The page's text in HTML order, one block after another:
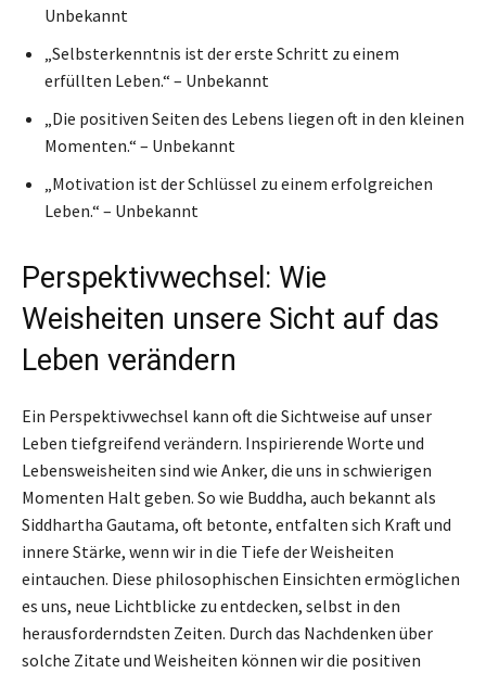
Unbekannt
„Selbsterkenntnis ist der erste Schritt zu einem
erfüllten Leben.“ – Unbekannt
„Die positiven Seiten des Lebens liegen oft in den kleinen
Momenten.“ – Unbekannt
„Motivation ist der Schlüssel zu einem erfolgreichen
Leben.“ – Unbekannt
Perspektivwechsel: Wie
Weisheiten unsere Sicht auf das
Leben verändern
Ein Perspektivwechsel kann oft die Sichtweise auf unser
Leben tiefgreifend verändern. Inspirierende Worte und
Lebensweisheiten sind wie Anker, die uns in schwierigen
Momenten Halt geben. So wie Buddha, auch bekannt als
Siddhartha Gautama, oft betonte, entfalten sich Kraft und
innere Stärke, wenn wir in die Tiefe der Weisheiten
eintauchen. Diese philosophischen Einsichten ermöglichen
es uns, neue Lichtblicke zu entdecken, selbst in den
herausforderndsten Zeiten. Durch das Nachdenken über
solche Zitate und Weisheiten können wir die positiven